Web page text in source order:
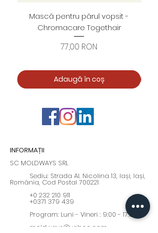
Mască pentru părul vopsit -
Chromacare Togethair
Preț
77,00 RON
Adaugă în coș
INFORMAȚII
SC MOLDWAYS SRL
Sediu: Strada Al. Nicolina 13, Iași, Iași,
România, Cod Postal 700221
+0 232 210 911
+0371 379 439
Program: Luni - Vineri : 9:00 - 17:00
moldways@yahoo.com